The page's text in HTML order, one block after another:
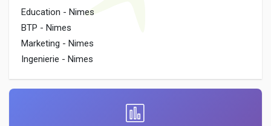
Education - Nimes
BTP - Nimes
Marketing - Nimes
Ingenierie - Nimes